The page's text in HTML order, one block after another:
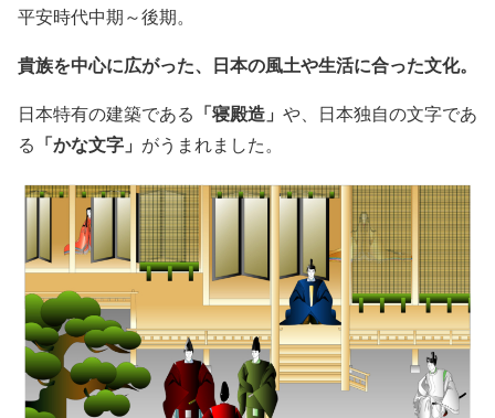
平安時代中期～後期。
貴族を中心に広がった、日本の風土や生活に合った文化。
日本特有の建築である 「寝殿造」 や、日本独自の文字であ
る 「かな文字」 がうまれました。